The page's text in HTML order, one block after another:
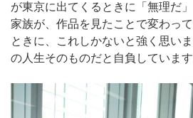
が東京に出てくるときに「無理だ
家族が、作品を見たことで変わっ
ときに、これしかないと強く思い
の人生そのものだと自負しています